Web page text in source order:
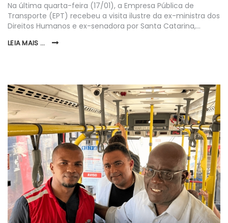
Na última quarta-feira (17/01), a Empresa Pública de
Transporte (EPT) recebeu a visita ilustre da ex-ministra dos
Direitos Humanos e ex-senadora por Santa Catarina,…
LEIA MAIS ...